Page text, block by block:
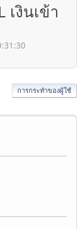
เงินเข้า
การกระทำของผู้ใช้